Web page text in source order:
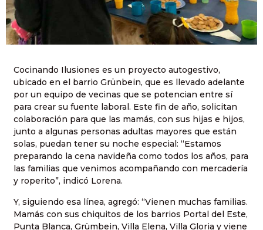
Cocinando Ilusiones es un proyecto autogestivo,
ubicado en el barrio Grünbein, que es llevado adelante
por un equipo de vecinas que se potencian entre sí
para crear su fuente laboral. Este fin de año, solicitan
colaboración para que las mamás, con sus hijas e hijos,
junto a algunas personas adultas mayores que están
solas, puedan tener su noche especial: “Estamos
preparando la cena navideña como todos los años, para
las familias que venimos acompañando con mercadería
y roperito”, indicó Lorena.
Y, siguiendo esa línea, agregó: “Vienen muchas familias.
Mamás con sus chiquitos de los barrios Portal del Este,
Punta Blanca, Grümbein, Villa Elena, Villa Gloria y viene